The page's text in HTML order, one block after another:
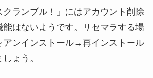
クランブル！」にはアカウント削除
能はないようです。リセマラする場
アンインストール→再インストール
ょう。